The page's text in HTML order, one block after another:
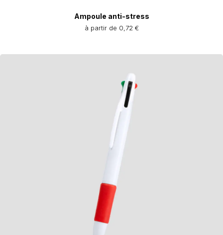
Ampoule anti-stress
à partir de 0,72 €